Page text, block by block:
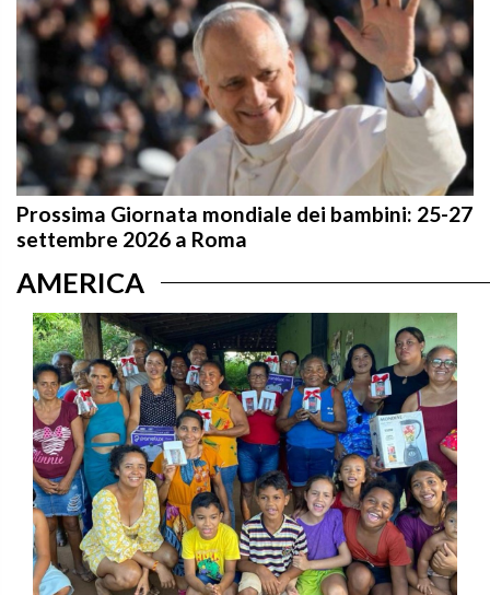
Prossima Giornata mondiale dei bambini: 25-27
settembre 2026 a Roma